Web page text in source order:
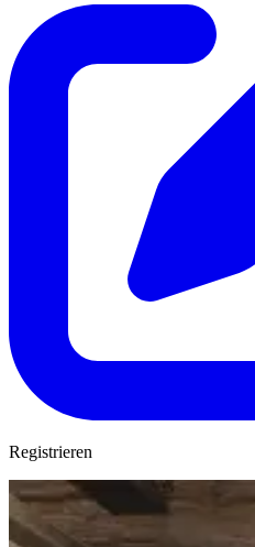
Registrieren